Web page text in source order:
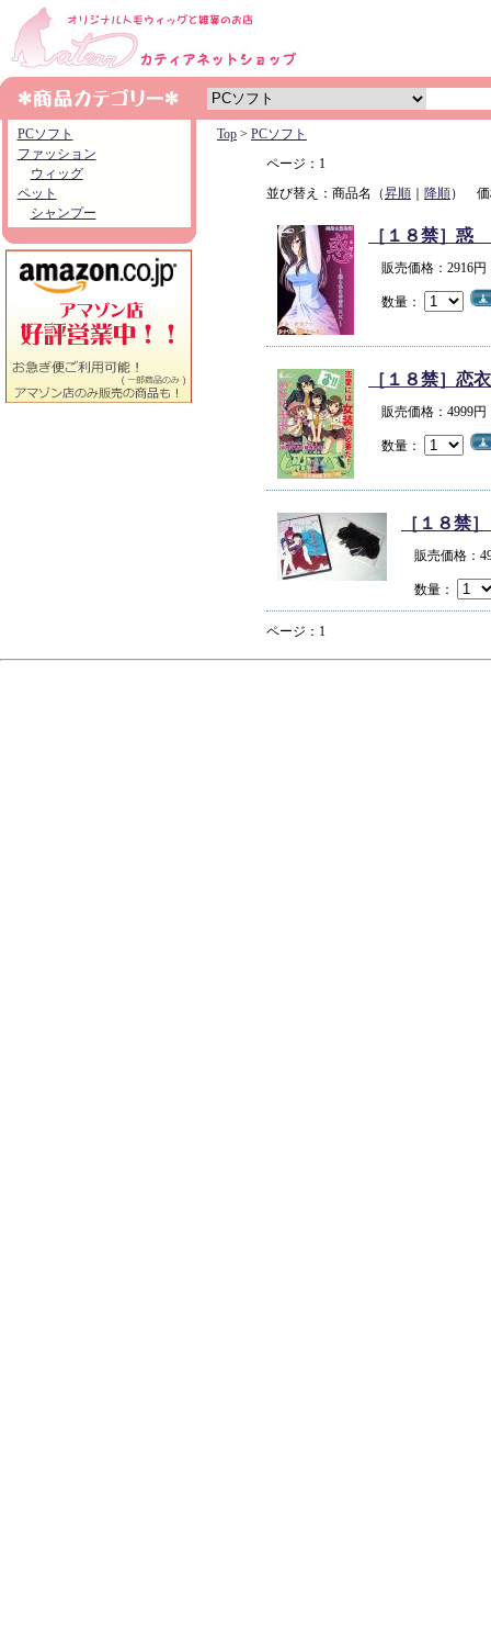
PCソフト
ファッション
ウィッグ
ペット
シャンプー
Top > PCソフト
ページ：1
並び替え：商品名（昇順 降順） 価
［１８禁］惑
販売価格：2916
数量：
［１８禁］恋
販売価格：4999
数量：
［１８禁
販売価格：
数量：
ページ：1